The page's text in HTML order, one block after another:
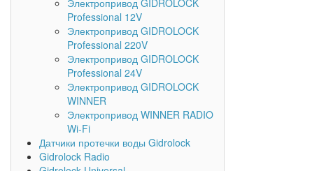
Электропривод GIDROLOCK
Professional 12V
Электропривод GIDROLOCK
Professional 220V
Электропривод GIDROLOCK
Professional 24V
Электропривод GIDROLOCK
WINNER
Электропривод WINNER RADIO
Wi-Fi
Датчики протечки воды Gidrolock
Gidrolock Radio